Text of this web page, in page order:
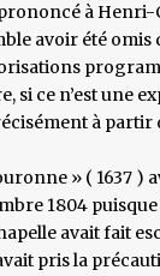
à Henri-
avoir été omis
si ce n’est une
à partir
» ( 1637 )
1804
avait fait
pris la